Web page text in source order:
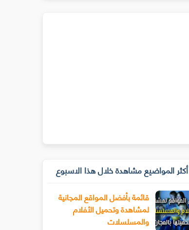
أكثر المواضيع مشاهدة خلال هذا الاسبوع
قائمة بأفضل المواقع المجانية
لمشاهدة وتحميل الأفلام
والمسلسلات